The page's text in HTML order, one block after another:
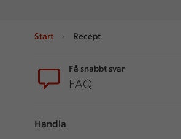
Start Recept
Få snabbt svar
FAQ
Handla